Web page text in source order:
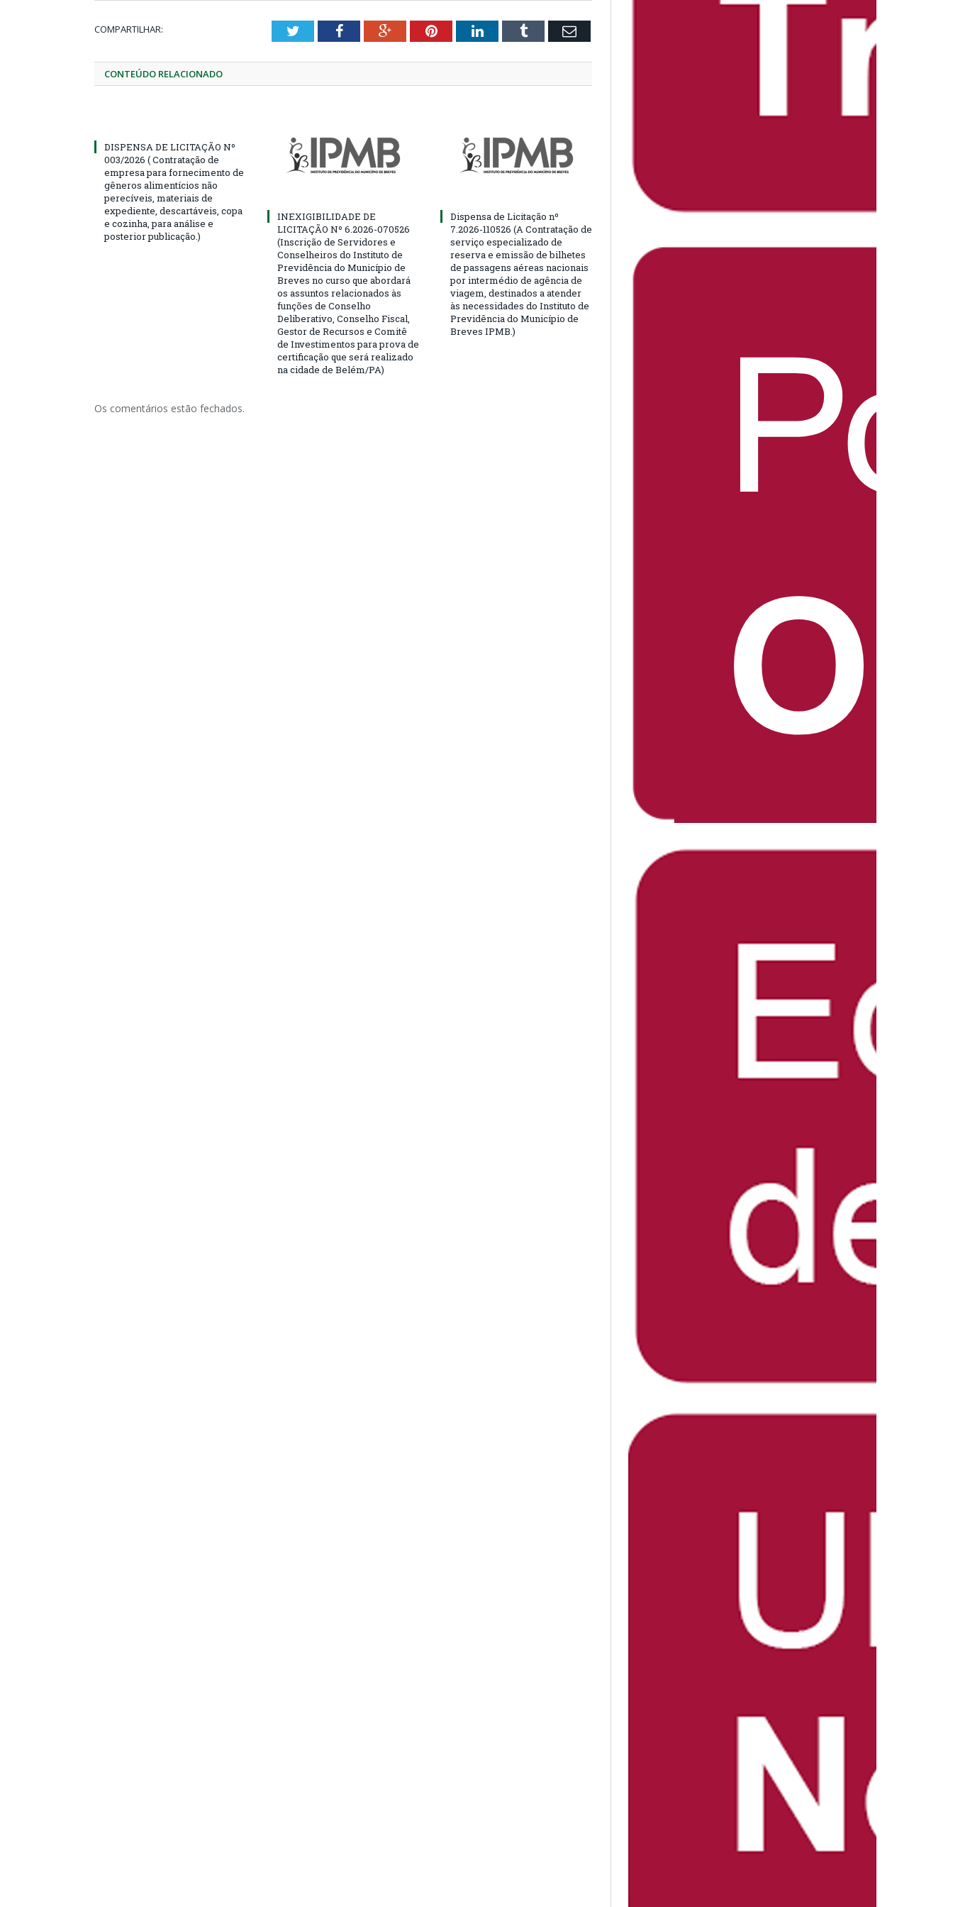
COMPARTILHAR: TwitterFacebookGoogle+PinterestLinkedInTumblr Email
CONTEÚDO RELACIONADO
DISPENSA DE LICITAÇÃO Nº
003/2026 ( Contratação de
empresa para fornecimento de
gêneros alimentícios não
perecíveis, materiais de
expediente, descartáveis, copa
e cozinha, para análise e
posterior publicação.)
INEXIGIBILIDADE DE
LICITAÇÃO Nº 6.2026-070526
(Inscrição de Servidores e
Conselheiros do Instituto de
Previdência do Município de
Breves no curso que abordará
os assuntos relacionados às
funções de Conselho
Deliberativo, Conselho Fiscal,
Gestor de Recursos e Comitê
de Investimentos para prova de
certificação que será realizado
na cidade de Belém/PA)
Dispensa de Licitação nº
7.2026-110526 (A Contratação de
serviço especializado de
reserva e emissão de bilhetes
de passagens aéreas nacionais
por intermédio de agência de
viagem, destinados a atender
às necessidades do Instituto de
Previdência do Município de
Breves IPMB.)
Os comentários estão fechados.